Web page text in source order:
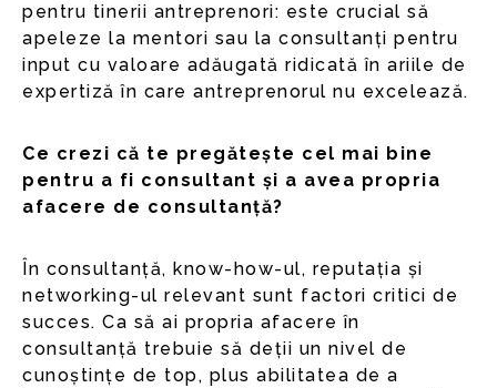
pentru tinerii antreprenori: este crucial să
apeleze la mentori sau la consultanți pentru
input cu valoare adăugată ridicată în ariile de
expertiză în care antreprenorul nu excelează.
Ce crezi că te pregătește cel mai bine
pentru a fi consultant și a avea propria
afacere de consultanță?
În consultanță, know-how-ul, reputația și
networking-ul relevant sunt factori critici de
succes. Ca să ai propria afacere în
consultanță trebuie să deții un nivel de
cunoștințe de top, plus abilitatea de a